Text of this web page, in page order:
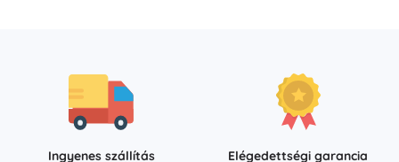
Ingyenes szállítás
Elégedettségi garancia